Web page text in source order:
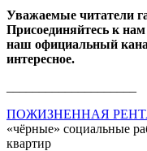
Уважаемые читатели
Присоединяйтесь к
наш официальный
интересное.
ПОЖИЗНЕННАЯ
«чёрные» социальные
квартир